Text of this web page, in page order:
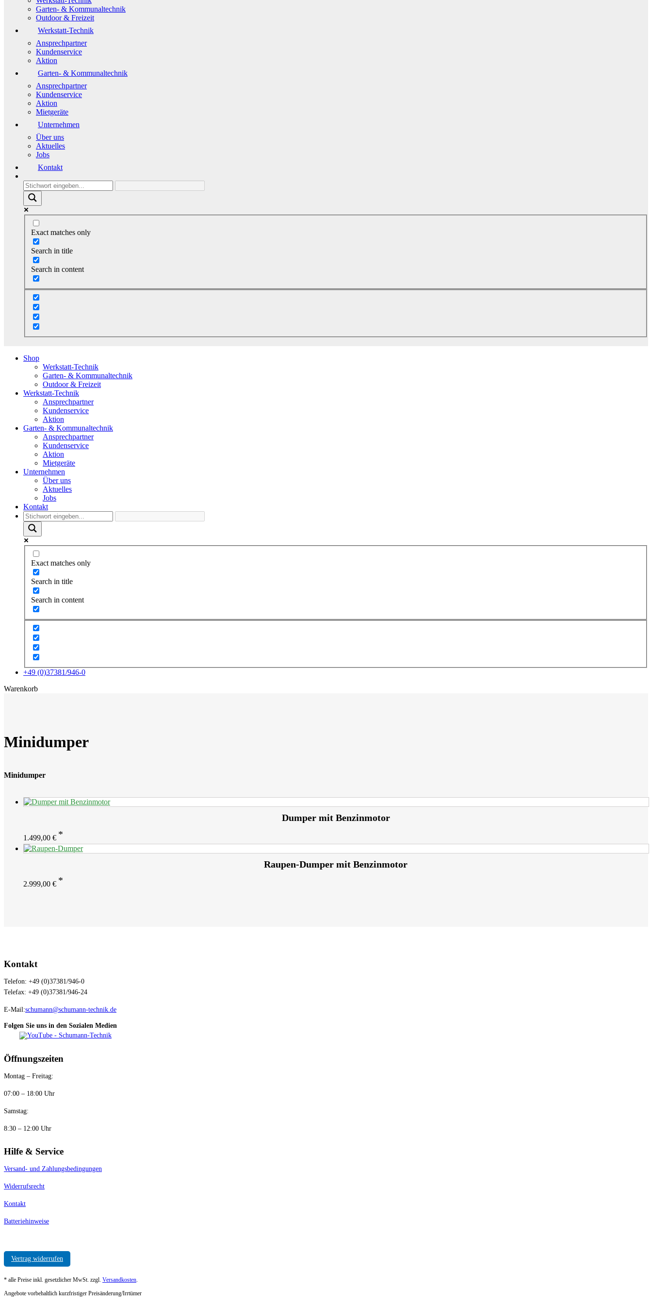
Garten- & Kommunaltechnik
Outdoor & Freizeit
Werkstatt-Technik
Ansprechpartner
Kundenservice
Aktion
Garten- & Kommunaltechnik
Ansprechpartner
Kundenservice
Aktion
Mietgeräte
Unternehmen
Über uns
Aktuelles
Jobs
Kontakt
Exact matches only
Search in title
Search in content
Shop
Werkstatt-Technik
Garten- & Kommunaltechnik
Outdoor & Freizeit
Werkstatt-Technik
Ansprechpartner
Kundenservice
Aktion
Garten- & Kommunaltechnik
Ansprechpartner
Kundenservice
Aktion
Mietgeräte
Unternehmen
Über uns
Aktuelles
Jobs
Kontakt
Exact matches only
Search in title
Search in content
+49 (0)37381/946-0
Warenkorbx
Minidumper
Minidumper
Dumper mit Benzinmotor
1.499,00 €
Raupen-Dumper mit Benzinmotor
2.999,00 €
Kontakt
Telefon: +49 (0)37381/946-0
Telefax: +49 (0)37381/946-24
E-Mail:schumann@schumann-technik.de
Folgen Sie uns in den Sozialen Medien
Öffnungszeiten
Montag – Freitag:
07:00 – 18:00 Uhr
Samstag:
8:30 – 12:00 Uhr
Hilfe & Service
Versand- und Zahlungsbedingungen
Widerrufsrecht
Kontakt
Batteriehinweise
Vertrag widerrufen
* alle Preise inkl. gesetzlicher MwSt. zzgl. Versandkosten.
Angebote vorbehaltlich kurzfristiger Preisänderung/Irrtümer